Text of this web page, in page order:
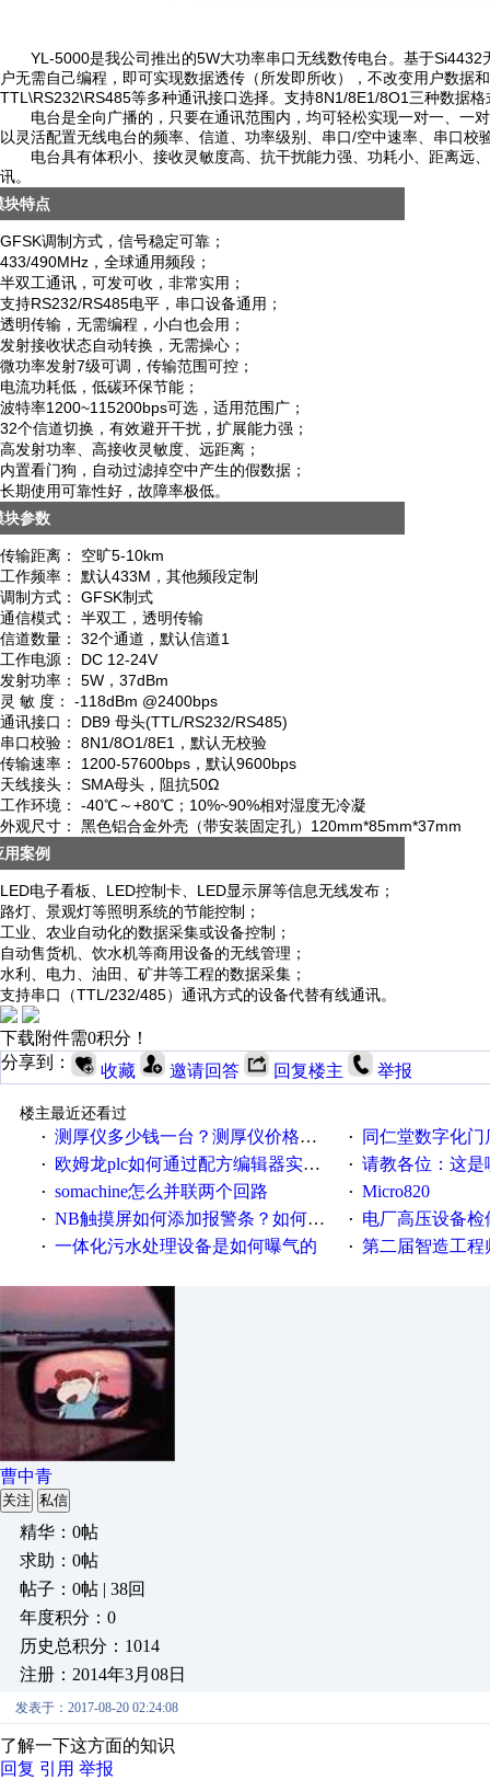
YL-5000是我公司推出的5W大功率串口无线数传电台。基于Si4432
户无需自己编程，即可实现数据透传（所发即所收），不改变用户数据
TTL\RS232\RS485等多种通讯接口选择。支持8N1/8E1/8O1 三种数据格
电台是全向广播的，只要在通讯范围内，均可轻松实现一对一、一
以灵活配置无线电台的频率、信道、功率级别、串口 /空中速率、串口校
电台具有体积小、接收灵敏度高、抗干扰能力强、功耗小、距离远
讯。
块特点
GFSK调制方式，信号稳定可靠；
433/490MHz，全球通用频段；
半双工通讯，可发可收，非常实用；
支持RS232/RS485电平，串口设备通用；
透明传输，无需编程，小白也会用；
发射接收状态自动转换，无需操心；
微功率发射7级可调，传输范围可控；
电流功耗低，低碳环保节能；
波特率1200~115200bps可选，适用范围广；
32个信道切换，有效避开干扰，扩展能力强；
高发射功率、高接收灵敏度、远距离；
内置看门狗，自动过滤掉空中产生的假数据；
长期使用可靠性好，故障率极低。
块参数
传输距离： 空旷5-10km
工作频率： 默认433M，其他频段定制
调制方式： GFSK制式
通信模式： 半双工，透明传输
信道数量： 32个通道，默认信道1
工作电源： DC 12-24V
发射功率： 5W，37dBm
灵 敏 度： -118dBm @2400bps
通讯接口： DB9 母头(TTL/RS232/RS485)
串口校验： 8N1/8O1/8E1，默认无校验
传输速率： 1200-57600bps，默认9600bps
天线接头： SMA母头，阻抗50Ω
工作环境： -40℃～+80℃；10%~90%相对湿度无冷凝
外观尺寸： 黑色铝合金外壳（带安装固定孔）120mm*85mm*37mm
用案例
LED电子看板、LED控制卡、LED显示屏等信息无线发布；
路灯、景观灯等照明系统的节能控制；
工业、农业自动化的数据采集或设备控制；
自动售货机、饮水机等商用设备的无线管理；
水利、电力、油田、矿井等工程的数据采集；
支持串口（TTL/232/485）通讯方式的设备代替有线通讯。
下载附件需0积分！
分享到：
收藏 邀请回答 回复楼主 举报
楼主最近还看过
· 测厚仪多少钱一台？测厚仪价格多少？ · 同仁堂数字化门店
· 欧姆龙plc如何通过配方编辑器实现NB配方功能？ · 请教各位：这是
· somachine怎么并联两个回路 · Micro820
· NB触摸屏如何添加报警条？如何登陆报警信息？ · 电厂高压设备
· 一体化污水处理设备是如何曝气的 · 第二届智造工程师节
曹中青
关注 私信
精华：0帖
求助：0帖
帖子：0帖 | 38回
年度积分：0
历史总积分：1014
注册：2014年3月08日
发表于：2017-08-20 02:24:08
了解一下这方面的知识
回复 引用 举报